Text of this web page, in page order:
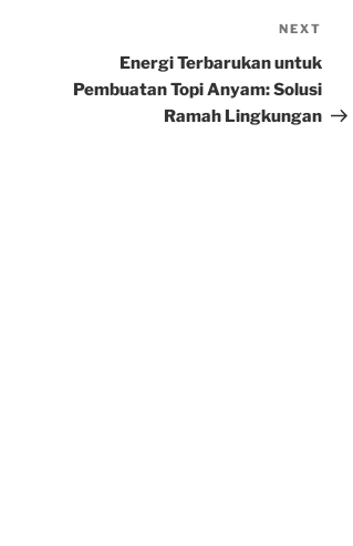
Post
NEXT
Energi Terbarukan untuk
Pembuatan Topi Anyam: Solusi
Ramah Lingkungan